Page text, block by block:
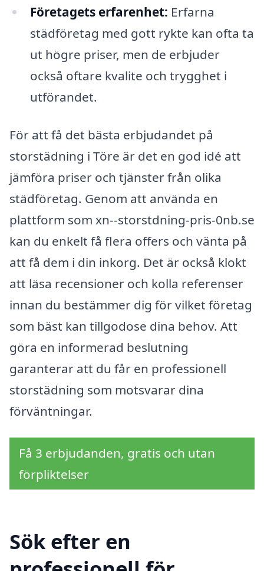
Företagets erfarenhet: Erfarna
städföretag med gott rykte kan ofta ta
ut högre priser, men de erbjuder
också oftare kvalite och trygghet i
utförandet.
För att få det bästa erbjudandet på
storstädning i Töre är det en god idé att
jämföra priser och tjänster från olika
städföretag. Genom att använda en
plattform som xn--storstdning-pris-0nb.se
kan du enkelt få flera offers och vänta på
att få dem i din inkorg. Det är också klokt
att läsa recensioner och kolla referenser
innan du bestämmer dig för vilket företag
som bäst kan tillgodose dina behov. Att
göra en informerad beslutning
garanterar att du får en professionell
storstädning som motsvarar dina
förväntningar.
Få 3 erbjudanden, gratis och utan
förpliktelser
Sök efter en